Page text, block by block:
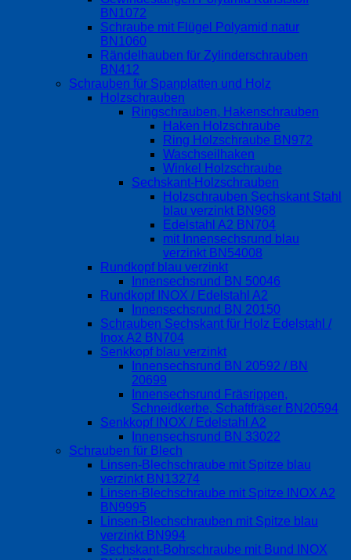
BN1072
Schraube mit Flügel Polyamid natur
BN1060
Rändelhauben für Zylinderschrauben
BN412
Schrauben für Spanplatten und Holz
Holzschrauben
Ringschrauben, Hakenschrauben
Haken Holzschraube
Ring Holzschraube BN972
Waschseilhaken
Winkel Holzschraube
Sechskant-Holzschrauben
Holzschrauben Sechskant Stahl
blau verzinkt BN968
Edelstahl A2 BN704
mit Innensechsrund blau
verzinkt BN54008
Rundkopf blau verzinkt
Innensechsrund BN 50046
Rundkopf INOX / Edelstahl A2
Innensechsrund BN 20150
Schrauben Sechskant für Holz Edelstahl /
Inox A2 BN704
Senkkopf blau verzinkt
Innensechsrund BN 20592 / BN
20699
Innensechsrund Fräsrippen,
Schneidkerbe, Schaftfräser BN20594
Senkkopf INOX / Edelstahl A2
Innensechsrund BN 33022
Schrauben für Blech
Linsen-Blechschraube mit Spitze blau
verzinkt BN13274
Linsen-Blechschraube mit Spitze INOX A2
BN9995
Linsen-Blechschrauben mit Spitze blau
verzinkt BN994
Sechskant-Bohrschraube mit Bund INOX